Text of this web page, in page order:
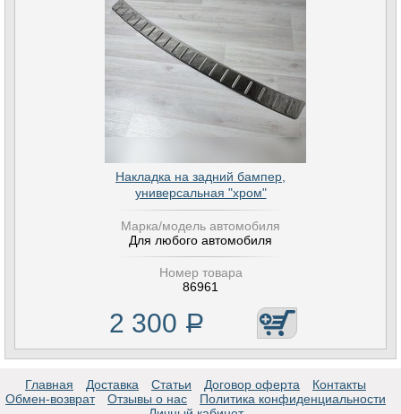
Накладка на задний бампер,
универсальная "хром"
Марка/модель автомобиля
Для любого автомобиля
Номер товара
86961
2 300 Р
Главная Доставка Статьи Договор оферта
Контакты
Обмен-возврат
Отзывы о нас
Политика конфиденциальности